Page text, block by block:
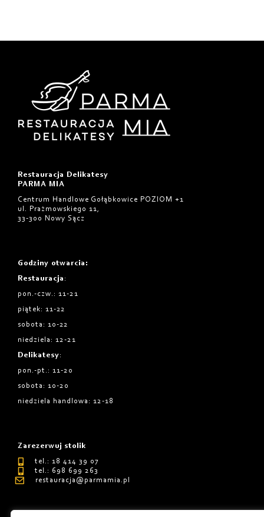
Restauracja Delikatesy
PARMA MIA
Centrum Handlowe Gołąbkowice POZIOM +1
ul. Prażmowskiego 11,
33-300 Nowy Sącz
Godziny otwarcia :
Restauracja :
pon.-czw.: 11-21
piątek: 11-22
sobota: 10-22
niedziela: 12-21
Delikatesy:
pon.-pt.: 11-20
sobota: 10-20
niedziela handlowa: 12-18
Zarezerwuj stolik
tel.: 18 414 39 07
tel.: 698 699 263
restauracja@parmamia.pl